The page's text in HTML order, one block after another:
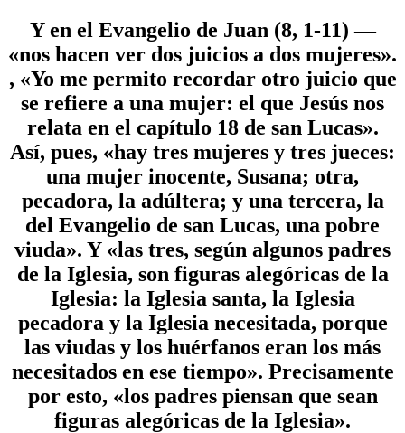
Y en el Evangelio de Juan (8, 1-11) —
«nos hacen ver dos juicios a dos mujeres».
, «Yo me permito recordar otro juicio que
se refiere a una mujer: el que Jesús nos
relata en el capítulo 18 de san Lucas».
Así, pues, «hay tres mujeres y tres jueces:
una mujer inocente, Susana; otra,
pecadora, la adúltera; y una tercera, la
del Evangelio de san Lucas, una pobre
viuda». Y «las tres, según algunos padres
de la Iglesia, son figuras alegóricas de la
Iglesia: la Iglesia santa, la Iglesia
pecadora y la Iglesia necesitada, porque
las viudas y los huérfanos eran los más
necesitados en ese tiempo». Precisamente
por esto, «los padres piensan que sean
figuras alegóricas de la Iglesia».